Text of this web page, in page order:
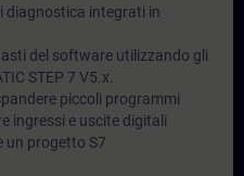
diagnostica integrati in
del software utilizzando gli
STEP 7 V5.x.
piccoli programmi
ingressi e uscite digitali
un progetto S7